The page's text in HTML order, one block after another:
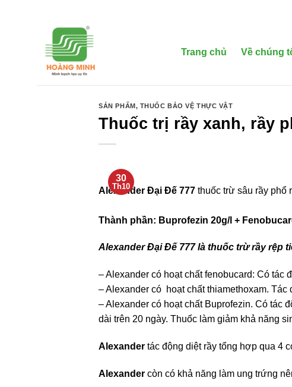
Trang chủ Về chúng
SẢN PHẨM, THUỐC BẢO VỆ THỰC VẬT
Thuốc trị rầy xanh, rầy
30
Th10
Alexander Đại Đế 777 thuốc trừ sâu rầy phổ
Thành phần: Buprofezin 20g/l +
Alexander Đại Đế 777 là thuốc trừ rầy rệp
– Alexander có hoạt chất fenobucard: Có tác
– Alexander có hoạt chất thiamethoxam.
– Alexander có hoạt chất Buprofezin. Có tác
dài trên 20 ngày. Thuốc làm giảm khả năng
Alexander tác động diệt rầy tổng hợp qua 4
Alexander còn có khả năng làm ung trứng